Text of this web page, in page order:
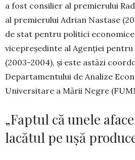
a fost consilier al premierului
al premierului Adrian Nastase
de stat pentru politici economice
vicepreședinte al Agenției
(2003-2004), și este astăzi
Departamentului de Analize
Universitare a Mării Negre
„Faptul că unele
lacătul pe ușă